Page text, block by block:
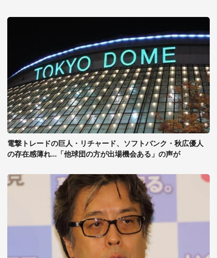
電撃トレードの巨人・リチャード、ソフトバンク・秋広優人
の存在感薄れ...「他球団の方が出場機会ある」の声が